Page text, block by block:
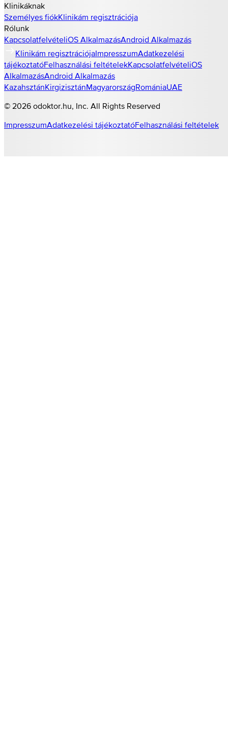
Klinikáknak
Személyes fiókKlinikám regisztrációja
Rólunk
KapcsolatfelvételiOS AlkalmazásAndroid Alkalmazás
Klinikám regisztrációjaImpresszumAdatkezelési
tájékoztatóFelhasználási feltételekKapcsolatfelvételiOS
AlkalmazásAndroid Alkalmazás
KazahsztánKirgizisztánMagyarországRomániaUAE
© 2026 odoktor.hu , Inc. All Rights Reserved
ImpresszumAdatkezelési tájékoztatóFelhasználási feltételek